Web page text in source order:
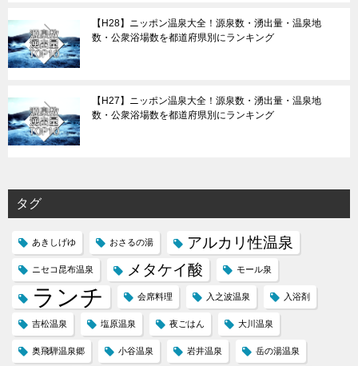
【H28】ニッポン温泉大全！源泉数・湧出量・温泉地
数・公衆浴場数を都道府県別にランキング
【H27】ニッポン温泉大全！源泉数・湧出量・温泉地
数・公衆浴場数を都道府県別にランキング
タグ
あきしげゆ おさるの湯 アルカリ性温泉
ニセコ昆布温泉 メタケイ酸 モール泉
ランチ 会席料理 入之波温泉 入浴剤
吉松温泉 塩原温泉 夜ごはん 大川温泉
奥飛騨温泉郷 小谷温泉 岩井温泉 岳の湯温泉